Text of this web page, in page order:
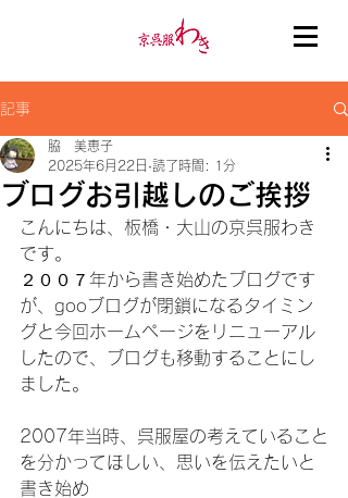
記事
ブログお引越しのご挨拶
脇 美恵子
2025年6月22日 読了時間: 1分
こんにちは、板橋・大山の京呉服わき
です。
２００７年から書き始めたブログです
が、gooブログが閉鎖になるタイミン
グと今回ホームページをリニューアル
したので、ブログも移動することにし
ました。
2007年当時、呉服屋の考えていること
を分かってほしい、思いを伝えたいと
書き始め